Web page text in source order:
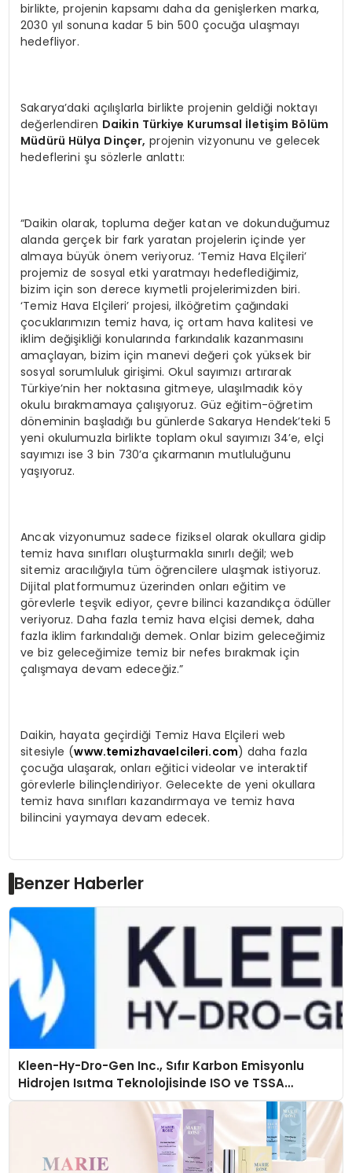
birlikte, projenin kapsamı daha da genişlerken marka,
2030 yıl sonuna kadar 5 bin 500 çocuğa ulaşmayı
hedefliyor.
Sakarya’daki açılışlarla birlikte projenin geldiği noktayı
değerlendiren Daikin Türkiye Kurumsal İletişim Bölüm
Müdürü Hülya Dinçer, projenin vizyonunu ve gelecek
hedeflerini şu sözlerle anlattı:
“Daikin olarak, topluma değer katan ve dokunduğumuz
alanda gerçek bir fark yaratan projelerin içinde yer
almaya büyük önem veriyoruz. ‘Temiz Hava Elçileri’
projemiz de sosyal etki yaratmayı hedeflediğimiz,
bizim için son derece kıymetli projelerimizden biri.
‘Temiz Hava Elçileri’ projesi, ilköğretim çağındaki
çocuklarımızın temiz hava, iç ortam hava kalitesi ve
iklim değişikliği konularında farkındalık kazanmasını
amaçlayan, bizim için manevi değeri çok yüksek bir
sosyal sorumluluk girişimi. Okul sayımızı artırarak
Türkiye’nin her noktasına gitmeye, ulaşılmadık köy
okulu bırakmamaya çalışıyoruz. Güz eğitim-öğretim
döneminin başladığı bu günlerde Sakarya Hendek’teki 5
yeni okulumuzla birlikte toplam okul sayımızı 34’e, elçi
sayımızı ise 3 bin 730’a çıkarmanın mutluluğunu
yaşıyoruz.
Ancak vizyonumuz sadece fiziksel olarak okullara gidip
temiz hava sınıfları oluşturmakla sınırlı değil; web
sitemiz aracılığıyla tüm öğrencilere ulaşmak istiyoruz.
Dijital platformumuz üzerinden onları eğitim ve
görevlerle teşvik ediyor, çevre bilinci kazandıkça ödüller
veriyoruz. Daha fazla temiz hava elçisi demek, daha
fazla iklim farkındalığı demek. Onlar bizim geleceğimiz
ve biz geleceğimize temiz bir nefes bırakmak için
çalışmaya devam edeceğiz.”
Daikin, hayata geçirdiği Temiz Hava Elçileri web
sitesiyle (www.temizhavaelcileri.com) daha fazla
çocuğa ulaşarak, onları eğitici videolar ve interaktif
görevlerle bilinçlendiriyor. Gelecekte de yeni okullara
temiz hava sınıfları kazandırmaya ve temiz hava
bilincini yaymaya devam edecek.
Benzer Haberler
Kleen-Hy-Dro-Gen Inc., Sıfır Karbon Emisyonlu
Hidrojen Isıtma Teknolojisinde ISO ve TSSA
Düzenleyici Onaylarını Aldı